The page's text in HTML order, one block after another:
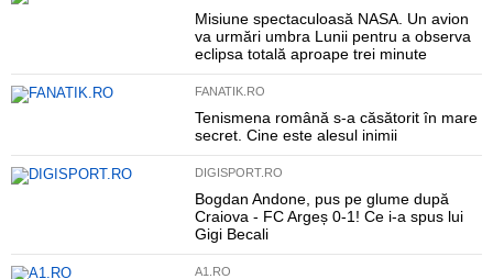
Misiune spectaculoasă NASA. Un avion
va urmări umbra Lunii pentru a observa
eclipsa totală aproape trei minute
FANATIK.RO
Tenismena română s-a căsătorit în mare
secret. Cine este alesul inimii
DIGISPORT.RO
Bogdan Andone, pus pe glume după
Craiova - FC Argeș 0-1! Ce i-a spus lui
Gigi Becali
A1.RO